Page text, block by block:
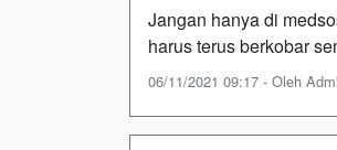
Jangan hanya di
harus terus berkobar
06/11/2021 09:17 - Oleh